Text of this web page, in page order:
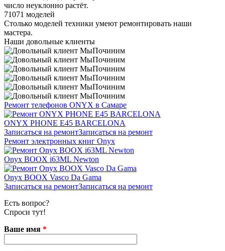
число неуклонно растёт.
71071 моделей
Столько моделей техники умеют ремонтировать наши
мастера.
Наши довольные клиенты
Ремонт телефонов ONYX в Самаре
ONYX PHONE E45 BARCELONA
Записаться на ремонтЗаписаться на ремонт
Ремонт электронных книг Onyx
Onyx BOOX i63ML Newton
Onyx BOOX Vasco Da Gama
Записаться на ремонтЗаписаться на ремонт
Есть вопрос?
Спроси тут!
Ваше имя *